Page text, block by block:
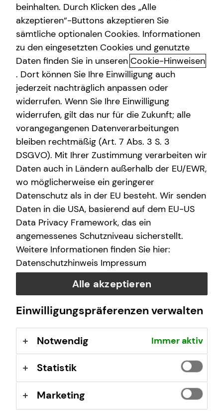
Kindervorsorge
Sach- und Vermögenssicherung
Expat
Interview mit Dennis Eschbach
Seit wann bist du schon bei tecis?
Im Jahr 2001 habe ich als Trainee bei tecis
angefangen.
Welchen Beruf hattest du, bevor du zu tecis
gekommen bist?
Zuvor war ich bei einer großen Versicherung im
Rheinland als Versicherungskaufmann angestellt.
Warum sollte ich mich von dir beraten lassen?
Ich biete Ihnen eine umfassende, ungebundene
und maßgeschneiderte Finanzberatung. Mit
jahrelanger Erfahrung und fundiertem
Marktverständnis analysiere ich die finanzielle
Situation ganzheitlich, von der
Vermögensaufbauplanung über die betriebliche
und private Altersvorsorge bis hin zum
Risikomanagement. Dabei bin ich nicht an
bestimmte Produkte oder Anbieter gebunden,
sondern suche stets nach den optimalen
Lösungen.
Was machst du am liebsten in deiner Freizeit?
Ich mache sehr gerne Sport (Kraftsport, Yoga,
Pilates).
Welches ist dein bevorzugtes Urlaubsland?
Spanien & Südafrika
Dennis Eschbach
50931 Köln
beinhalten. Durch Klicken des „Alle
akzeptieren“-Buttons akzeptieren Sie
sämtliche optionalen Cookies. Informationen
zu den eingesetzten Cookies und genutzte
Daten finden Sie in unseren Cookie-Hinweisen
. Dort können Sie Ihre Einwilligung auch
jederzeit nachträglich anpassen oder
widerrufen. Wenn Sie Ihre Einwilligung
widerrufen, gilt das nur für die Zukunft; alle
vorangegangenen Datenverarbeitungen
bleiben rechtmäßig (Art. 7 Abs. 3 S. 3
DSGVO). Mit Ihrer Zustimmung verarbeiten wir
Daten auch in Ländern außerhalb der EU/EWR,
wo möglicherweise ein geringerer
Datenschutz als in der EU besteht. Wir senden
Daten in die USA, basierend auf dem EU-US
Data Privacy Framework, das ein
angemessenes Schutzniveau sicherstellt.
Weitere Informationen finden Sie hier:
Datenschutzhinweis Impressum
Alle akzeptieren
Einwilligungspräferenzen verwalten
Notwendig Immer aktiv
Statistik
Marketing